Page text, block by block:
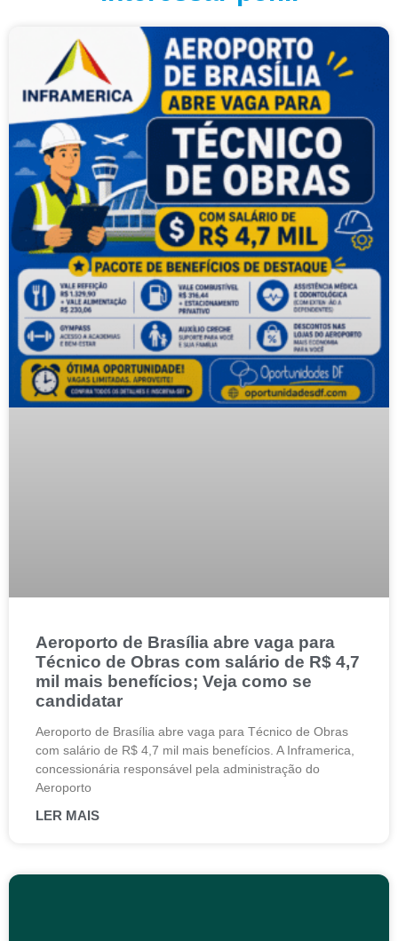
Aeroporto de Brasília abre vaga para
Técnico de Obras com salário de R$ 4,7
mil mais benefícios; Veja como se
candidatar
Aeroporto de Brasília abre vaga para Técnico de Obras
com salário de R$ 4,7 mil mais benefícios. A Inframerica,
concessionária responsável pela administração do
Aeroporto
LER MAIS